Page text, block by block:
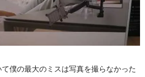
僕の最大のミスは写真を撮らなかった